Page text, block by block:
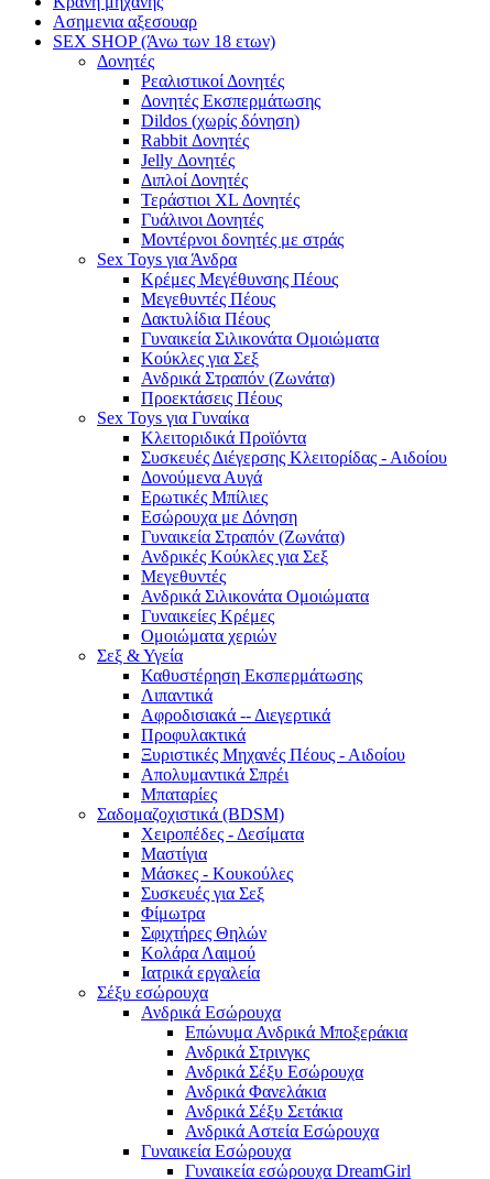
Ασημενια αξεσουαρ
SEX SHOP (Άνω των 18 ετων)
Δονητές
Ρεαλιστικοί Δονητές
Δονητές Εκσπερμάτωσης
Dildos (χωρίς δόνηση)
Rabbit Δονητές
Jelly Δονητές
Διπλοί Δονητές
Τεράστιοι XL Δονητές
Γυάλινοι Δονητές
Μοντέρνοι δονητές με στράς
Sex Toys για Άνδρα
Κρέμες Μεγέθυνσης Πέους
Μεγεθυντές Πέους
Δακτυλίδια Πέους
Γυναικεία Σιλικονάτα Ομοιώματα
Κούκλες για Σεξ
Ανδρικά Στραπόν (Ζωνάτα)
Προεκτάσεις Πέους
Sex Toys για Γυναίκα
Κλειτοριδικά Προϊόντα
Συσκευές Διέγερσης Κλειτορίδας - Αιδοίου
Δονούμενα Αυγά
Ερωτικές Μπίλιες
Εσώρουχα με Δόνηση
Γυναικεία Στραπόν (Ζωνάτα)
Ανδρικές Κούκλες για Σεξ
Μεγεθυντές
Ανδρικά Σιλικονάτα Ομοιώματα
Γυναικείες Κρέμες
Ομοιώματα χεριών
Σεξ & Υγεία
Καθυστέρηση Εκσπερμάτωσης
Λιπαντικά
Αφροδισιακά -- Διεγερτικά
Προφυλακτικά
Ξυριστικές Μηχανές Πέους - Αιδοίου
Απολυμαντικά Σπρέι
Μπαταρίες
Σαδομαζοχιστικά (BDSM)
Χειροπέδες - Δεσίματα
Μαστίγια
Μάσκες - Κουκούλες
Συσκευές για Σεξ
Φίμωτρα
Σφιχτήρες Θηλών
Κολάρα Λαιμού
Ιατρικά εργαλεία
Σέξυ εσώρουχα
Ανδρικά Εσώρουχα
Επώνυμα Ανδρικά Μποξεράκια
Ανδρικά Στρινγκς
Ανδρικά Σέξυ Εσώρουχα
Ανδρικά Φανελάκια
Ανδρικά Σέξυ Σετάκια
Ανδρικά Αστεία Εσώρουχα
Γυναικεία Εσώρουχα
Γυναικεία εσώρουχα DreamGirl